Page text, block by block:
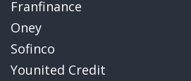
Franfinance
Oney
Sofinco
Younited Credit